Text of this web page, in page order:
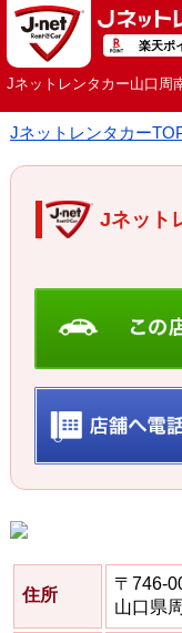
楽天ポ
Jネットレンタカー山口周
Jネットレンタカー
Jネット
住所
〒746-
山口県